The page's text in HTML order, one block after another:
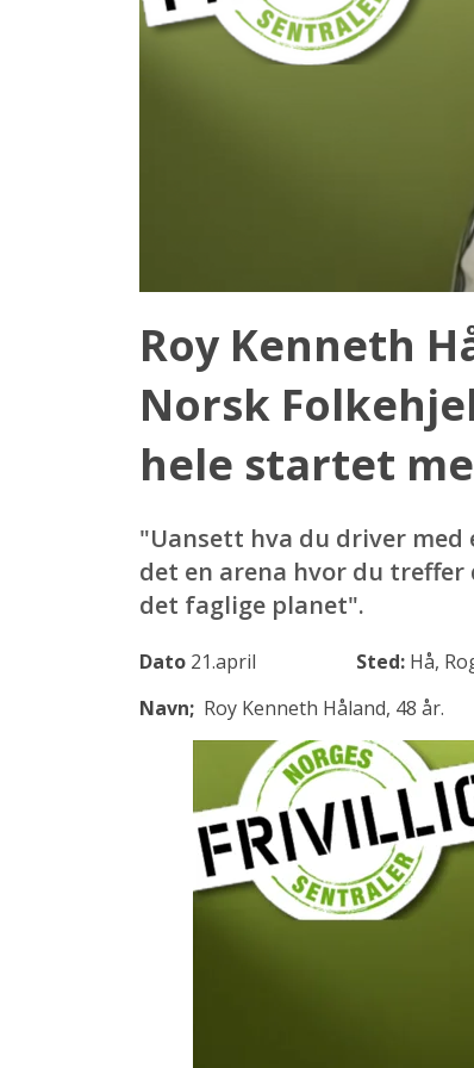
Roy Kenneth
Norsk
hele startet
"Uansett hva du driver
det en arena hvor du
det faglige planet".
Dato 21.april Sted: Hå,
Navn; Roy Kenneth Håland, 48 år.